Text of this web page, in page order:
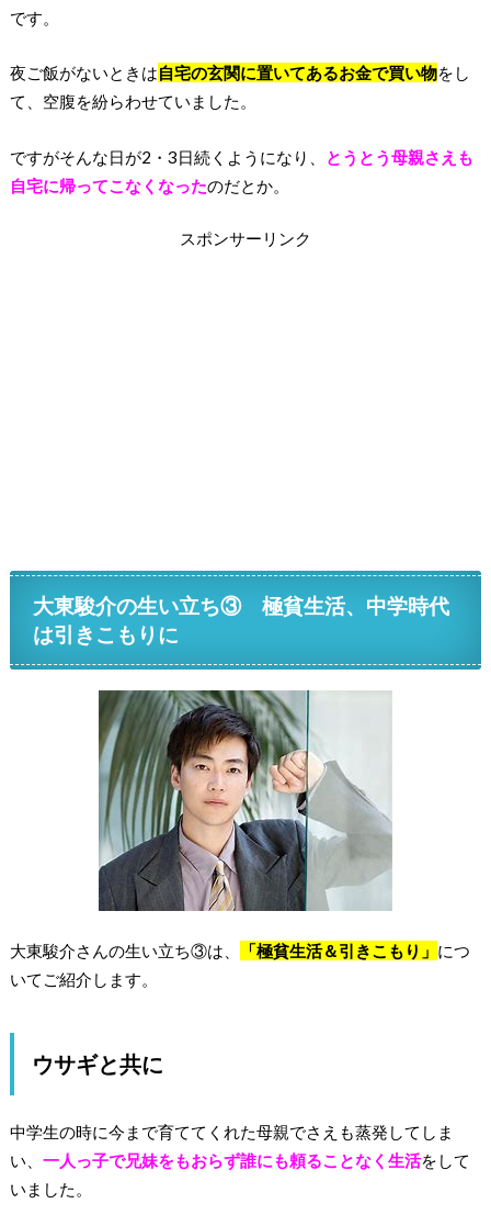
です。
夜ご飯がないときは自宅の玄関に置いてあるお金で買い物をし
て、空腹を紛らわせていました。
ですがそんな日が2・3日続くようになり、
とうとう母親さえも
自宅に帰ってこなくなったのだとか。
スポンサーリンク
大東駿介の生い立ち③ 極貧生活、中学時代
は引きこもりに
大東駿介さんの生い立ち③は、 「極貧生活＆引きこもり」 につ
いてご紹介します。
ウサギと共に
中学生の時に今まで育ててくれた母親でさえも蒸発してしま
い、 一人っ子で兄妹をもおらず誰にも頼ることなく生活をして
いました。